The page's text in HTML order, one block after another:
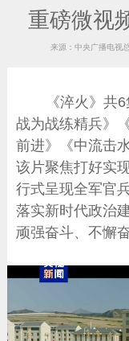
重磅微视
来源：中央广播电视
《淬火》共
战为战练精兵》
前进》《中流击
该片聚焦打好实
行式呈现全军官
落实新时代政治
顽强奋斗、不懈